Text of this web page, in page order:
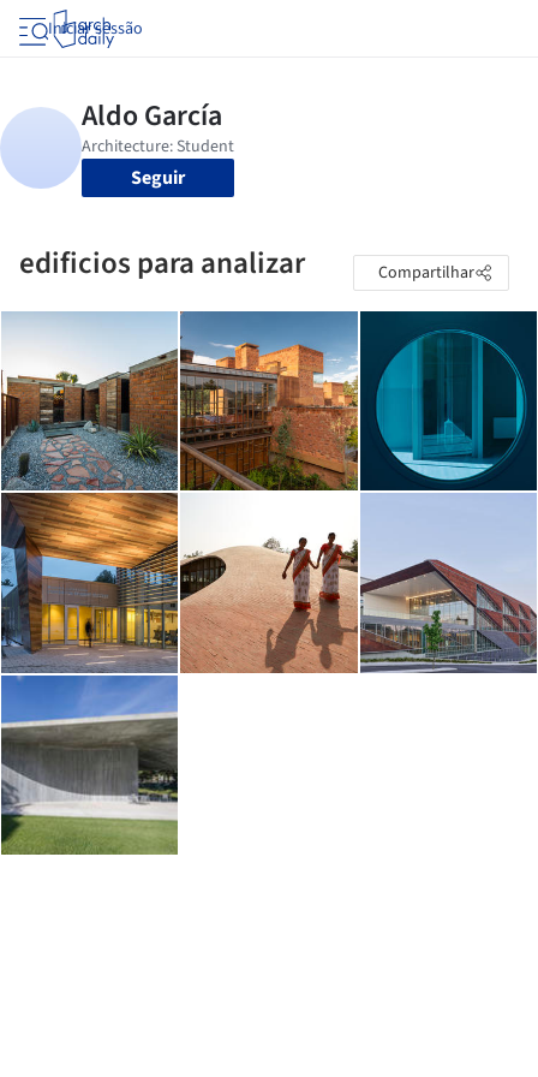
Iniciar sessão
Seguir
edificios para analizar Compartilhar